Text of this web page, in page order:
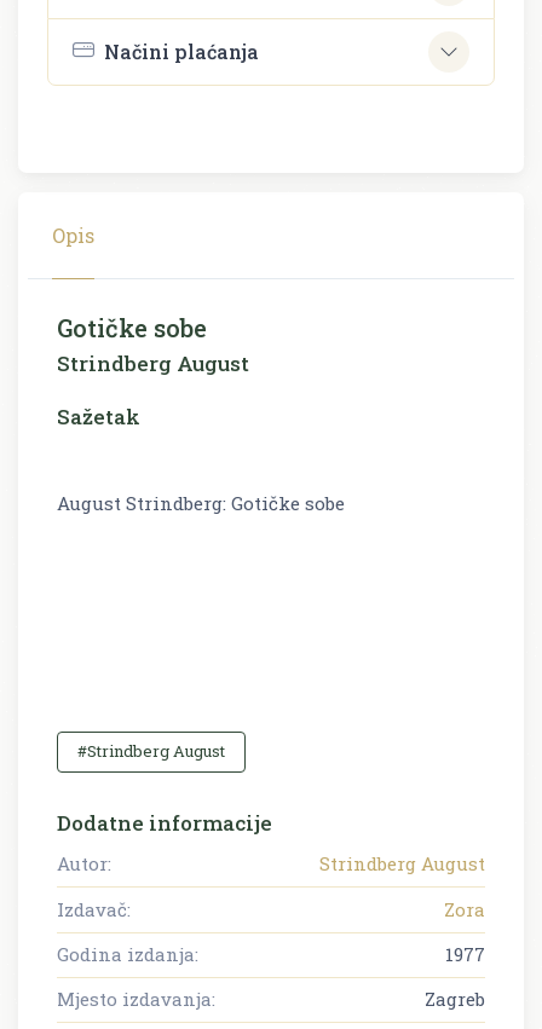
Načini plaćanja
Opis
Gotičke sobe
Strindberg August
Sažetak
August Strindberg: Gotičke sobe
#Strindberg August
Dodatne informacije
Autor:
Strindberg August
Izdavač:
Zora
Godina izdanja:
1977
Mjesto izdavanja:
Zagreb